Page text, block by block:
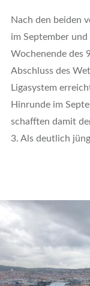
Nach den beiden
im September
Wochenende des
Abschluss des
Ligasystem
Hinrunde im
schafften damit
3. Als deutlich